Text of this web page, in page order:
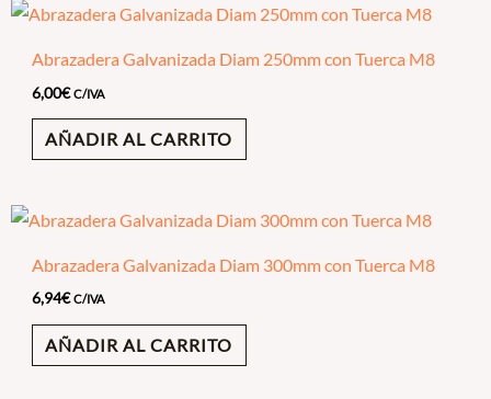
Abrazadera Galvanizada Diam 250mm con Tuerca M8
6,00€ C/IVA
AÑADIR AL CARRITO
Abrazadera Galvanizada Diam 300mm con Tuerca M8
6,94€ C/IVA
AÑADIR AL CARRITO